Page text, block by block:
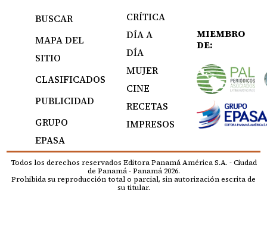
BUSCAR
MAPA DEL
SITIO
CLASIFICADOS
PUBLICIDAD
GRUPO
EPASA
CRÍTICA
DÍA A
DÍA
MUJER
CINE
RECETAS
IMPRESOS
MIEMBRO
DE:
Todos los derechos reservados Editora Panamá América S.A. - Ciudad
de Panamá - Panamá 2026.
Prohibida su reproducción total o parcial, sin autorización escrita de
su titular.